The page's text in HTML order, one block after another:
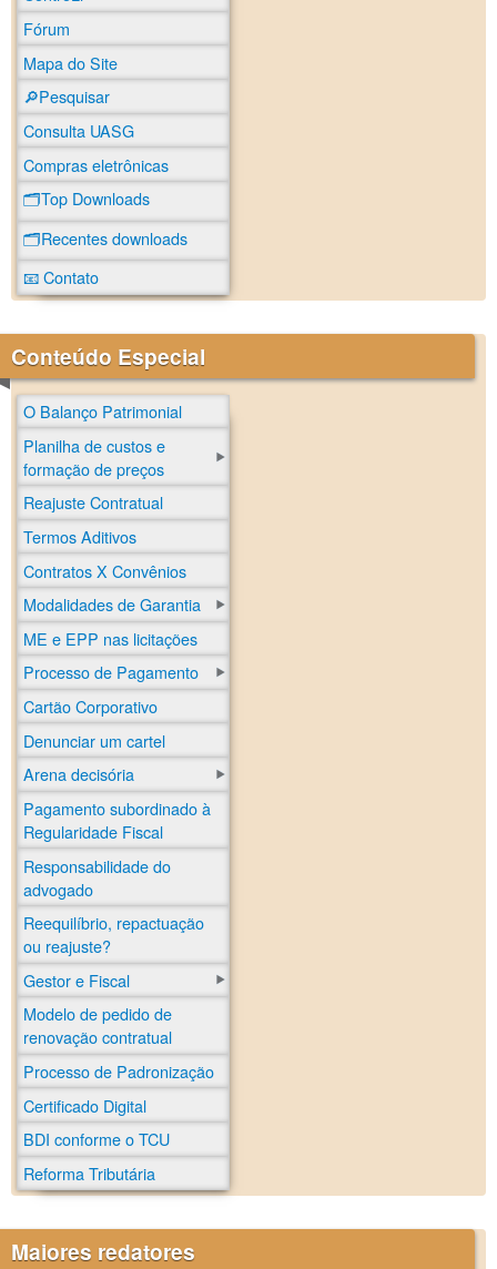
Fórum
Mapa do Site
🔎Pesquisar
Consulta UASG
Compras eletrônicas
🗂️Top Downloads
🗂️Recentes downloads
📧 Contato
Conteúdo Especial
O Balanço Patrimonial
Planilha de custos e
formação de preços
Reajuste Contratual
Termos Aditivos
Contratos X Convênios
Modalidades de Garantia
ME e EPP nas licitações
Processo de Pagamento
Cartão Corporativo
Denunciar um cartel
Arena decisória
Pagamento subordinado à
Regularidade Fiscal
Responsabilidade do
advogado
Reequilíbrio, repactuação
ou reajuste?
Gestor e Fiscal
Modelo de pedido de
renovação contratual
Processo de Padronização
Certificado Digital
BDI conforme o TCU
Reforma Tributária
Maiores redatores